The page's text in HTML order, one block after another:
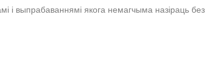
выпрабаваннямі якога немагчыма назіраць без